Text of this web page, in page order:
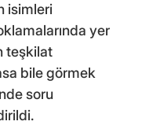
isimleri
yer
teşkilat
bile görmek
soru